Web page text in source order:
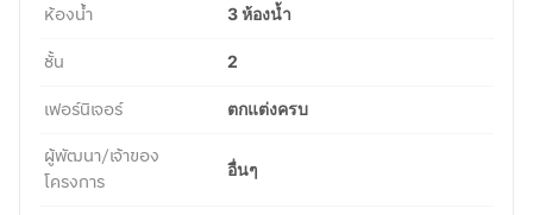
ห้องน้ำ 3 ห้องน้ำ
ชั้น 2
เฟอร์นิเจอร์ ตกแต่งครบ
ผู้พัฒนา/เจ้าของ
โครงการ
อื่นๆ